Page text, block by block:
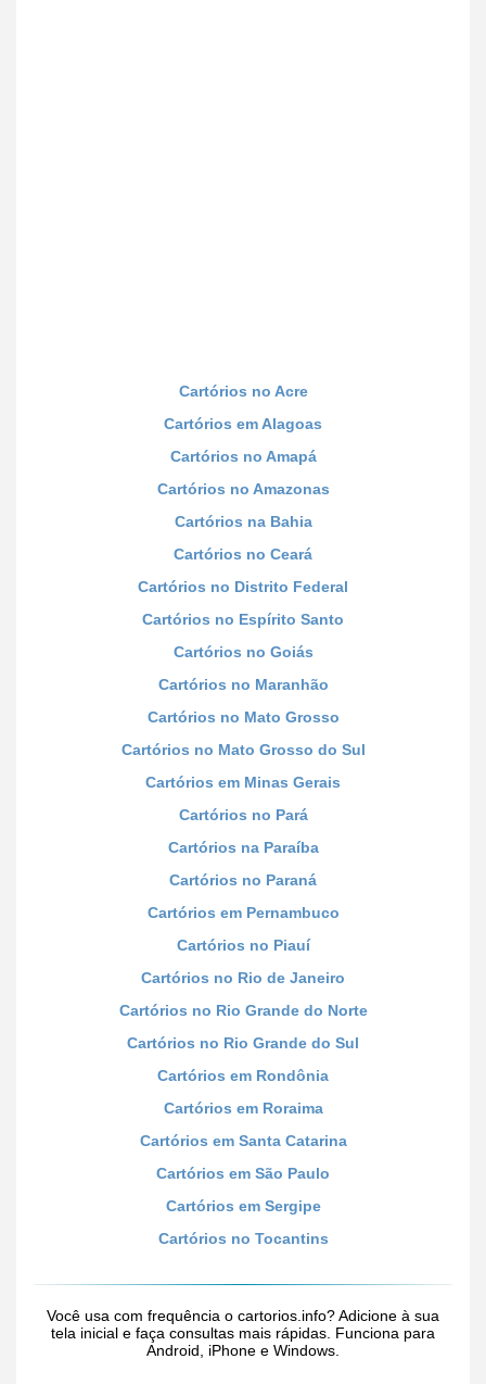
Cartórios no Acre
Cartórios em Alagoas
Cartórios no Amapá
Cartórios no Amazonas
Cartórios na Bahia
Cartórios no Ceará
Cartórios no Distrito Federal
Cartórios no Espírito Santo
Cartórios no Goiás
Cartórios no Maranhão
Cartórios no Mato Grosso
Cartórios no Mato Grosso do Sul
Cartórios em Minas Gerais
Cartórios no Pará
Cartórios na Paraíba
Cartórios no Paraná
Cartórios em Pernambuco
Cartórios no Piauí
Cartórios no Rio de Janeiro
Cartórios no Rio Grande do Norte
Cartórios no Rio Grande do Sul
Cartórios em Rondônia
Cartórios em Roraima
Cartórios em Santa Catarina
Cartórios em São Paulo
Cartórios em Sergipe
Cartórios no Tocantins
Você usa com frequência o cartorios.info? Adicione à sua
tela inicial e faça consultas mais rápidas. Funciona para
Android, iPhone e Windows.